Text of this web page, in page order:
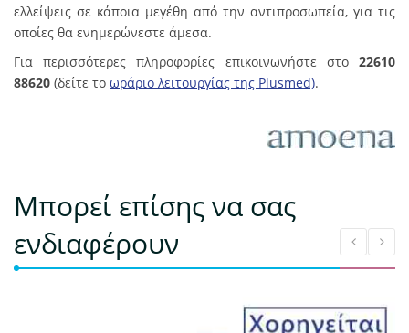
ελλείψεις σε κάποια μεγέθη από την αντιπροσωπεία, για τις
οποίες θα ενημερώνεστε άμεσα.
Για περισσότερες πληροφορίες επικοινωνήστε στο 22610
88620 (δείτε το ωράριο λειτουργίας της Plusmed).
Μπορεί επίσης να σας
ενδιαφέρουν